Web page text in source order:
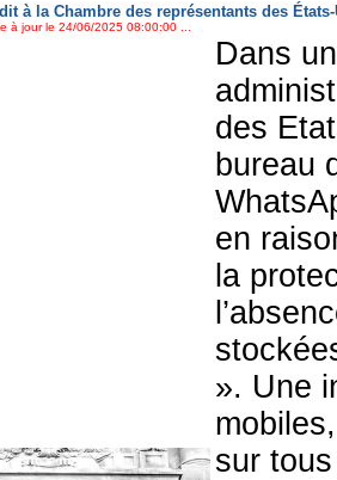
à la Chambre des représentants des
à jour le 24/06/2025 08:00:00 ...
Dans
des
bureau
en
la
». Une
sur